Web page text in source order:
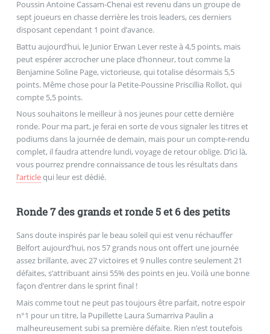
Poussin Antoine Cassam-Chenai est revenu dans un groupe de
sept joueurs en chasse derrière les trois leaders, ces derniers
disposant cependant 1 point d’avance.
Battu aujourd’hui, le Junior Erwan Lever reste à 4,5 points, mais
peut espérer accrocher une place d’honneur, tout comme la
Benjamine Soline Page, victorieuse, qui totalise désormais 5,5
points. Même chose pour la Petite-Poussine Priscillia Rollot, qui
compte 5,5 points.
Nous souhaitons le meilleur à nos jeunes pour cette dernière
ronde. Pour ma part, je ferai en sorte de vous signaler les titres et
podiums dans la journée de demain, mais pour un compte-rendu
complet, il faudra attendre lundi, voyage de retour oblige. D’ici là,
vous pourrez prendre connaissance de tous les résultats dans
l’articlequi leur est dédié.
Ronde 7 des grands et ronde 5 et 6 des petits
Sans doute inspirés par le beau soleil qui est venu réchauffer
Belfort aujourd’hui, nos 57 grands nous ont offert une journée
assez brillante, avec 27 victoires et 9 nulles contre seulement 21
défaites, s’attribuant ainsi 55% des points en jeu. Voilà une bonne
façon d’entrer dans le sprint final !
Mais comme tout ne peut pas toujours être parfait, notre espoir
n°1 pour un titre, la Pupillette Laura Sumarriva Paulin a
malheureusement subi sa première défaite. Rien n’est toutefois